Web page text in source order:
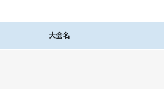
大会名